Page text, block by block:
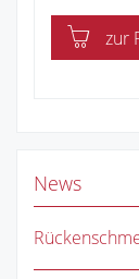
zur
News